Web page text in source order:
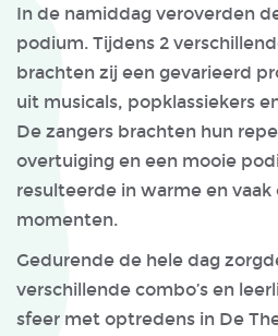
In de namiddag veroverden
podium. Tijdens 2
brachten zij een gevarieerd
uit musicals, popklassiekers
De zangers brachten hun
overtuiging en een mooie
resulteerde in warme en
momenten.
Gedurende de hele dag
verschillende combo’s en
sfeer met optredens in De